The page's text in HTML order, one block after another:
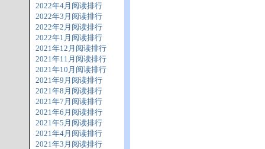
2022年4月阅读排行
2022年3月阅读排行
2022年2月阅读排行
2022年1月阅读排行
2021年12月阅读排行
2021年11月阅读排行
2021年10月阅读排行
2021年9月阅读排行
2021年8月阅读排行
2021年7月阅读排行
2021年6月阅读排行
2021年5月阅读排行
2021年4月阅读排行
2021年3月阅读排行